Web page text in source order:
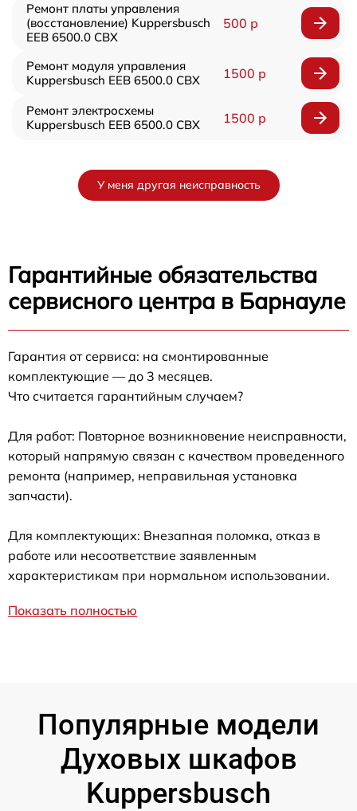
Ремонт платы управления
(восстановление) Kuppersbusch
EEB 6500.0 CBX
500 р
Ремонт модуля управления
Kuppersbusch EEB 6500.0 CBX
1500 р
Ремонт электросхемы
Kuppersbusch EEB 6500.0 CBX
1500 р
У меня другая неисправность
Гарантийные обязательства
сервисного центра в Барнауле
Гарантия от сервиса: на смонтированные
комплектующие — до 3 месяцев.
Что считается гарантийным случаем?
Для работ: Повторное возникновение неисправности,
который напрямую связан с качеством проведенного
ремонта (например, неправильная установка
запчасти).
Для комплектующих: Внезапная поломка, отказ в
работе или несоответствие заявленным
характеристикам при нормальном использовании.
Показать полностью
Популярные модели
Духовых шкафов
Kuppersbusch